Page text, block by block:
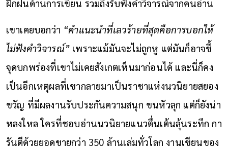
ฝึกฝนด้านการเขียน รวมถึงรับฟังคำวิจารณ์จากคนอ่าน
เขาเคยบอกว่า “คำแนะนำที่เลวร้ายที่สุดคือการบอกให้
ไม่ฟังคำวิจารณ์” เพราะแม้มันจะไม่ถูกหู แต่มันก็อาจชี้
จุดบกพร่องที่เขาไม่เคยสังเกตเห็นมาก่อนได้ และนี่ก็คง
เป็นอีกเหตุผลที่เขากลายมาเป็นราชาแห่งนวนิยายสยอง
ขวัญ ที่มีผลงานรับประกันความสนุก ขนหัวลุก แต่ก็ยังน่า
หลงใหล ใครที่ชอบอ่านนวนิยายแนวตื่นเต้นลุ้นระทึก กา
รันตีด้วยยอดขายกว่า 350 ล้านเล่มทั่วโลก งานเขียนของ